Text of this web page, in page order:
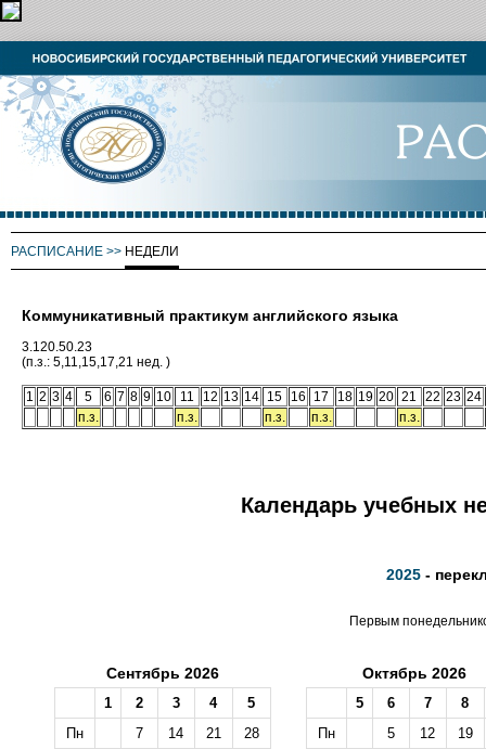
РАСПИСАНИЕ >> НЕДЕЛИ
Коммуникативный практикум английского языка
3.120.50.23
(п.з.: 5,11,15,17,21 нед. )
1 2 3 4 5 6 7 8 9 10 11 12 13 14 15 16 17 18 19 20 21 22 23 24
п.з.
п.з. п.з. п.з. п.з.
Календарь учебных
2025 -
Первым
Сентябрь 2026
1 2 3 4
5
Пн
7 14 21
28
Октябрь 2026
5 6 7
8
Пн
5 12
19